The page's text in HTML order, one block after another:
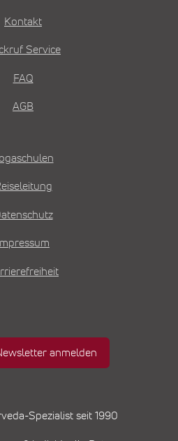
Kontakt
Service
FAQ
AGB
Impressum
anmelden
Spezialist seit 1990